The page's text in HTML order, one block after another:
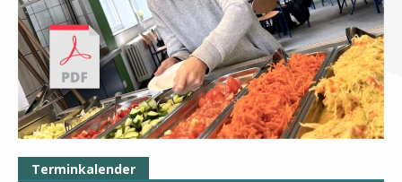
Terminkalender